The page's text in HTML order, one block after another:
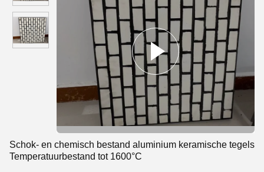
Schok- en chemisch bestand aluminium keramische tegels
Temperatuurbestand tot 1600°C